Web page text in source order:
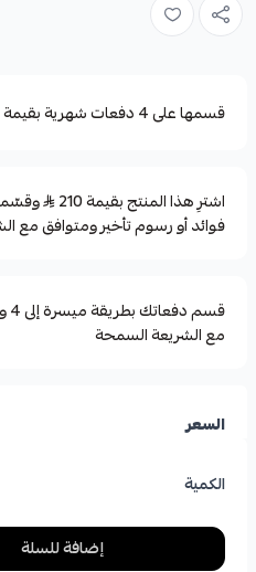
قسمها على 4 دفعات شهرية بقيمة 52.50
اشترِ هذا المنتج بقيمة 210
فوائد أو رسوم تأخير ومتوافق مع
مع الشريعة السمحة
السعر
الكمية
إضافة للسلة